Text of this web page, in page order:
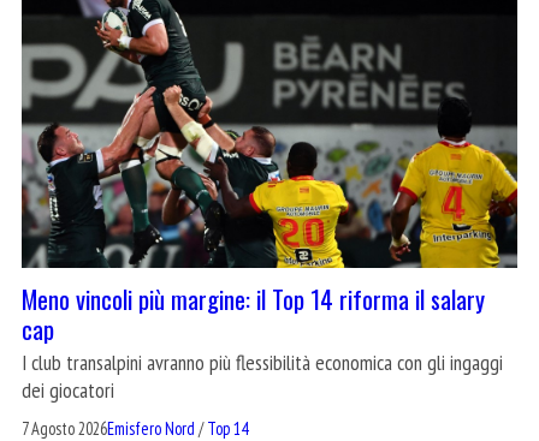
Meno vincoli più margine: il Top 14 riforma il salary
cap
I club transalpini avranno più flessibilità economica con gli ingaggi
dei giocatori
7 Agosto 2026Emisfero Nord /Top 14